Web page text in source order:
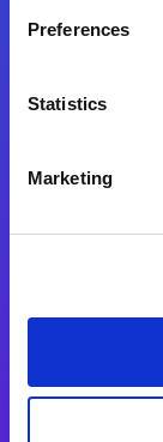
Preferences
Statistics
Marketing